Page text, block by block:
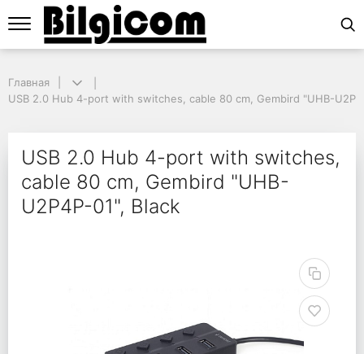
USB 2.0 Hub 4-port with switches, cable 80 cm, Gembird "UHB-
USB 2.0 Hub 4-port
Главная
USB 2.0 Hub 4-port with switches, cable 80 cm, Gembird "UHB-
USB 2.0 Hub 4-port with switches,
cable 80 cm, Gembird "UHB-
U2P4P-01", Black